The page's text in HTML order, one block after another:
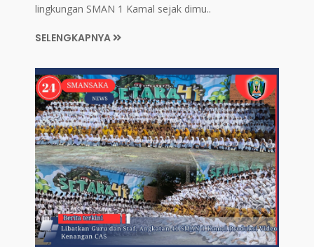
lingkungan SMAN 1 Kamal sejak dimu..
SELENGKAPNYA